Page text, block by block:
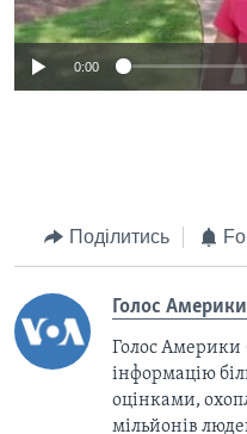
0:00
Поділитись
Голос Америки
Голос Америки
інформацію
оцінками,
мільйонів